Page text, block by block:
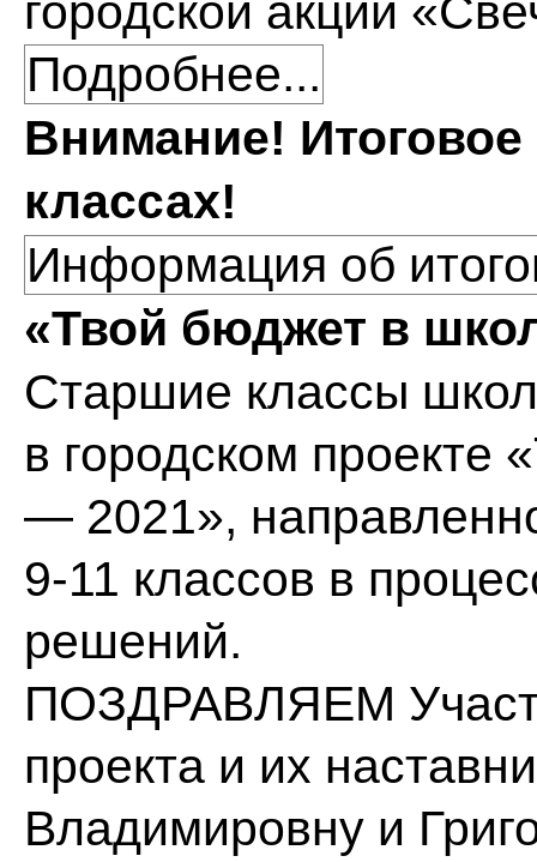
городской акции
Подробнее...
Внимание!
классах!
Информация об
«Твой бюджет в
Старшие классы
в городском
— 2021»,
9-11 классов в
решений.
ПОЗДРАВЛЯЕМ
проекта и их
Владимировну и